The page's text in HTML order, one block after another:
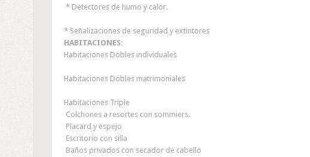
* Detectores de humo y calor.
* Señalizaciones de seguridad y extintores
HABITACIONES:
Habitaciones Dobles individuales
Habitaciones Dobles matrimoniales
Habitaciones Triple
Colchones a resortes con sommiers.
Placard y espejo
Escritorio con silla
Baños privados con secador de cabello